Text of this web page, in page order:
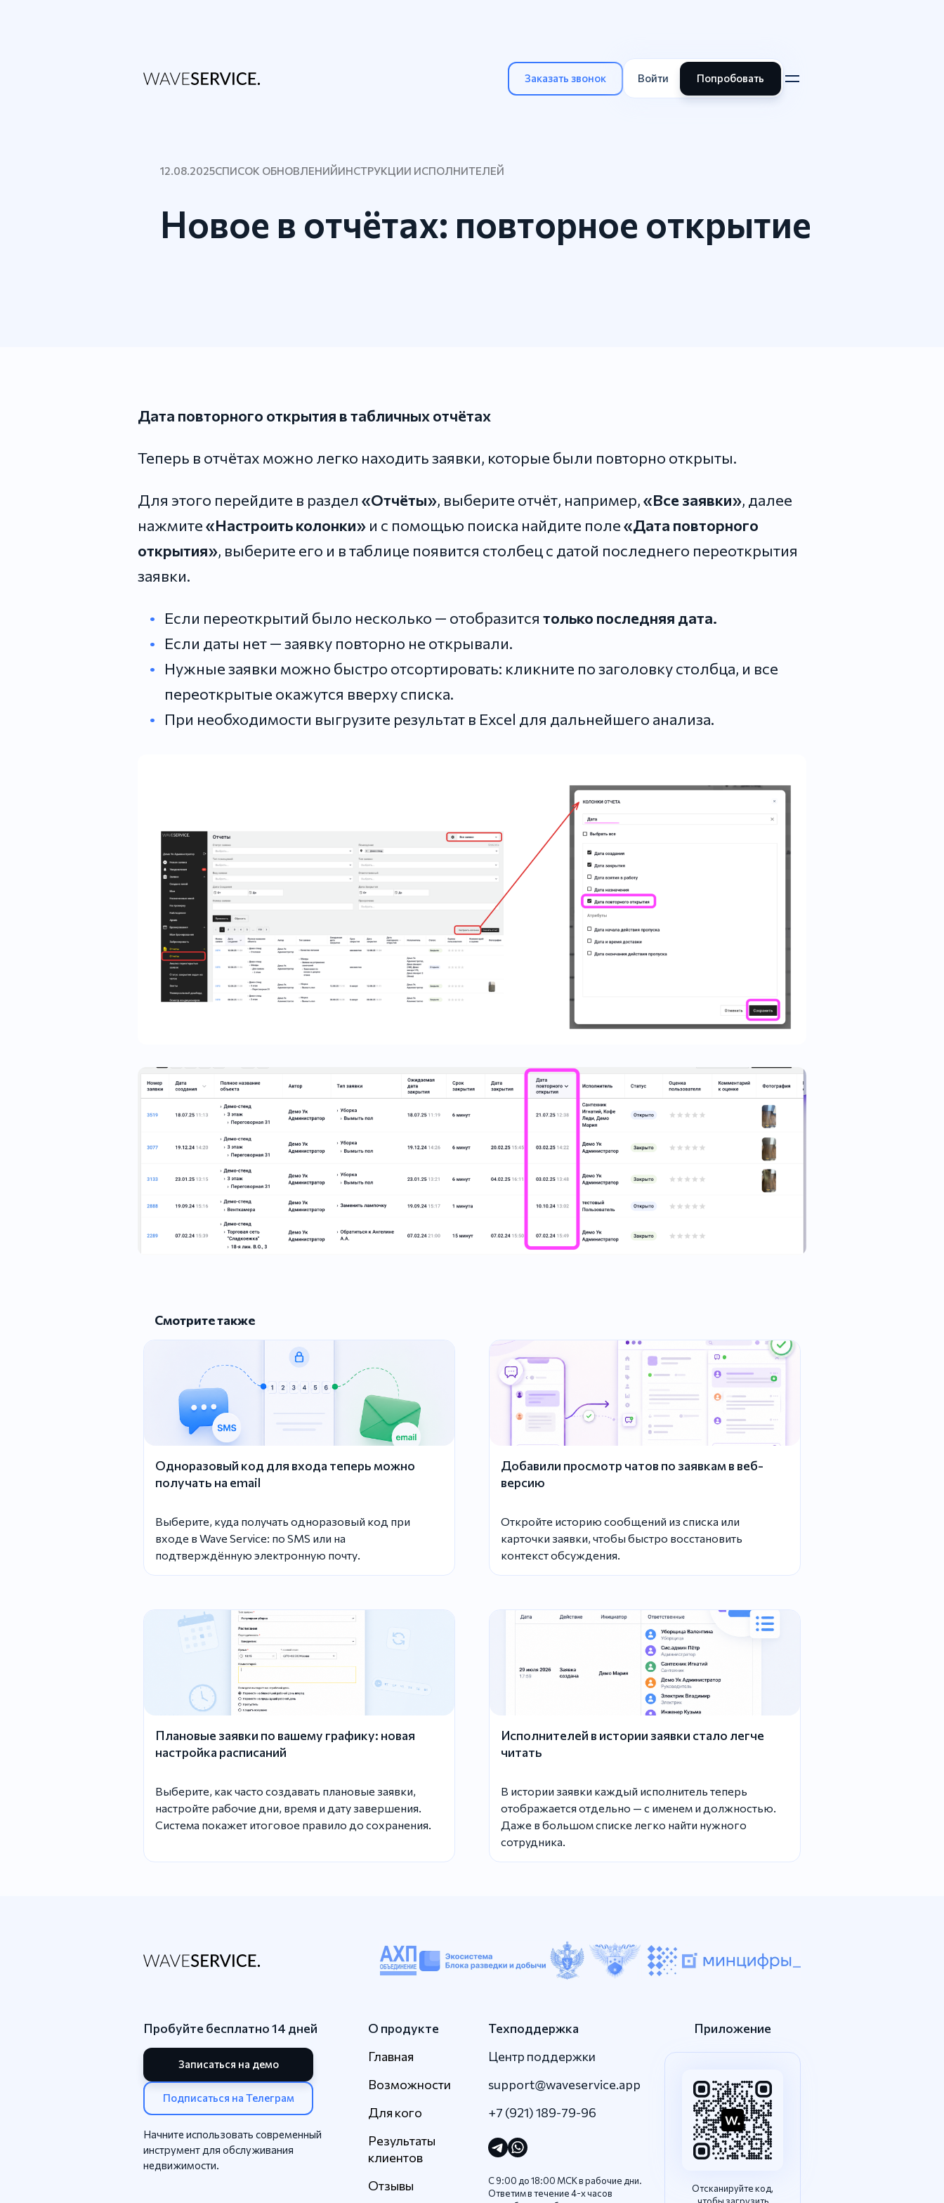
Заказать звонок Войти Попробовать
12.08.2025СПИСОК ОБНОВЛЕНИЙИНСТРУКЦИИ ИСПОЛНИТЕЛЕЙ
Новое в отчётах: повторное открытие
Дата повторного открытия в табличных отчётах
Теперь в отчётах можно легко находить заявки, которые были повторно открыты.
Для этого перейдите в раздел «Отчёты», выберите отчёт, например,«Все заявки», далее
нажмите«Настроить колонки» и с помощью поиска найдите поле«Дата повторного
открытия», выберите его и в таблице появится столбец с датой последнего переоткрытия
заявки.
Если переоткрытий было несколько — отобразится только последняя дата.
Если даты нет — заявку повторно не открывали.
Нужные заявки можно быстро отсортировать: кликните по заголовку столбца, и все
переоткрытые окажутся вверху списка.
При необходимости выгрузите результат в Excel для дальнейшего анализа.
Смотрите также
Одноразовый код для входа теперь можно
получать на email
Выберите, куда получать одноразовый код при
входе в Wave Service: по SMS или на
подтверждённую электронную почту.
Добавили просмотр чатов по заявкам в веб-
версию
Откройте историю сообщений из списка или
карточки заявки, чтобы быстро восстановить
контекст обсуждения.
Плановые заявки по вашему графику: новая
настройка расписаний
Выберите, как часто создавать плановые заявки,
настройте рабочие дни, время и дату завершения.
Система покажет итоговое правило до сохранения.
Исполнителей в истории заявки стало легче
читать
В истории заявки каждый исполнитель теперь
отображается отдельно — с именем и должностью.
Даже в большом списке легко найти нужного
сотрудника.
Пробуйте бесплатно 14 дней
Записаться на демо
Подписаться на Телеграм
Начните использовать современный
инструмент для обслуживания
недвижимости.
О продукте
Главная
Возможности
Для кого
Результаты
клиентов
Отзывы
Техподдержка
Центр поддержки
support@waveservice.app
+7 (921) 189-79-96
С 9:00 до 18:00 МСК в рабочие дни.
Ответим в течение 4-x часов
Приложение
Отсканируйте код,